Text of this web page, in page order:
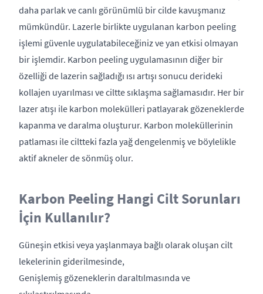
daha parlak ve canlı görünümlü bir cilde kavuşmanız
mümkündür. Lazerle birlikte uygulanan karbon peeling
işlemi güvenle uygulatabileceğiniz ve yan etkisi olmayan
bir işlemdir. Karbon peeling uygulamasının diğer bir
özelliği de lazerin sağladığı ısı artışı sonucu derideki
kollajen uyarılması ve ciltte sıklaşma sağlamasıdır. Her bir
lazer atışı ile karbon molekülleri patlayarak gözeneklerde
kapanma ve daralma oluşturur. Karbon moleküllerinin
patlaması ile ciltteki fazla yağ dengelenmiş ve böylelikle
aktif akneler de sönmüş olur.
Karbon Peeling Hangi Cilt Sorunları
İçin Kullanılır?
Güneşin etkisi veya yaşlanmaya bağlı olarak oluşan cilt
lekelerinin giderilmesinde,
Genişlemiş gözeneklerin daraltılmasında ve